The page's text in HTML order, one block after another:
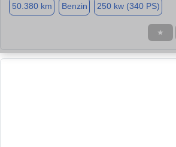
50.380 km Benzin 250 kw (340 PS)
★